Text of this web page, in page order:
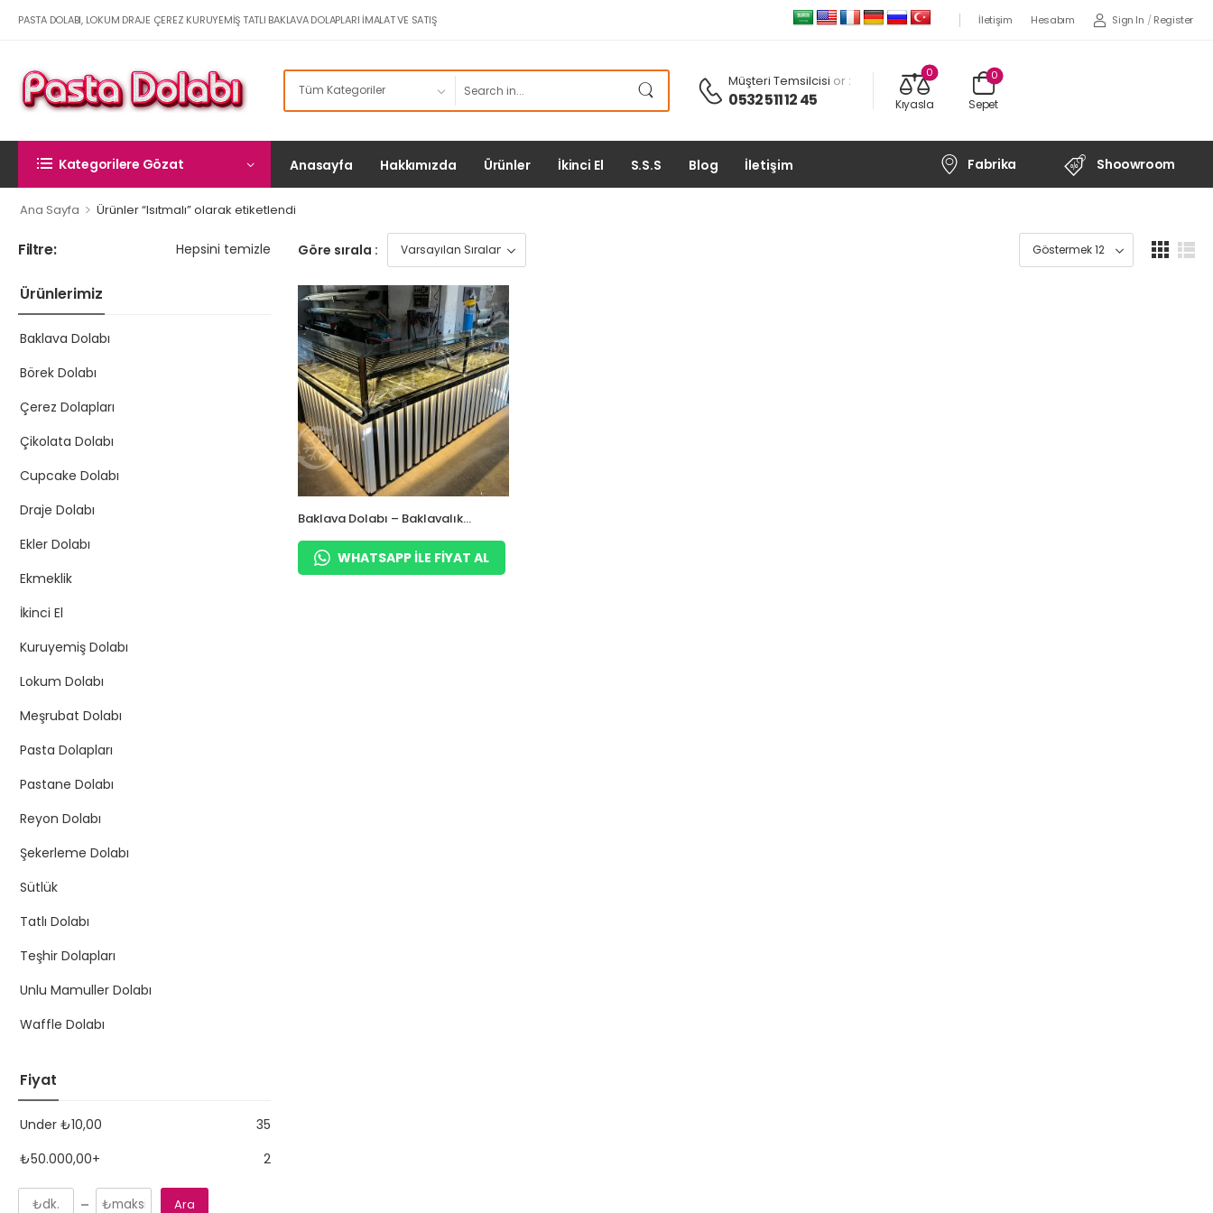
PASTA DOLABI, LOKUM DRAJE ÇEREZ KURUYEMIŞ TATLI BAKLAVA DOLAPLARI İMALAT VE SATIŞ İletişim Hesabım Sign In / Register
Müşteri Temsilcisi or :
0532 511 12 45
0
Kıyasla Sepet
0
Kategorilere Gözat Anasayfa Hakkımızda Ürünler İkinci El S.S.S Blog İletişim Fabrika Shoowroom
Ana Sayfa > Ürünler “Isıtmalı” olarak etiketlendi
Filtre: Hepsini temizle
Ürünlerimiz
Baklava Dolabı
Börek Dolabı
Çerez Dolapları
Çikolata Dolabı
Cupcake Dolabı
Draje Dolabı
Ekler Dolabı
Ekmeklik
İkinci El
Kuruyemiş Dolabı
Lokum Dolabı
Meşrubat Dolabı
Pasta Dolapları
Pastane Dolabı
Reyon Dolabı
Şekerleme Dolabı
Sütlük
Tatlı Dolabı
Teşhir Dolapları
Unlu Mamuller Dolabı
Waffle Dolabı
Fiyat
Under ₺10,00
35
₺50.000,00+ 2
Ara
Göre sırala :
Baklava Dolabı – Baklavalık
WHATSAPP ILE FIYAT AL